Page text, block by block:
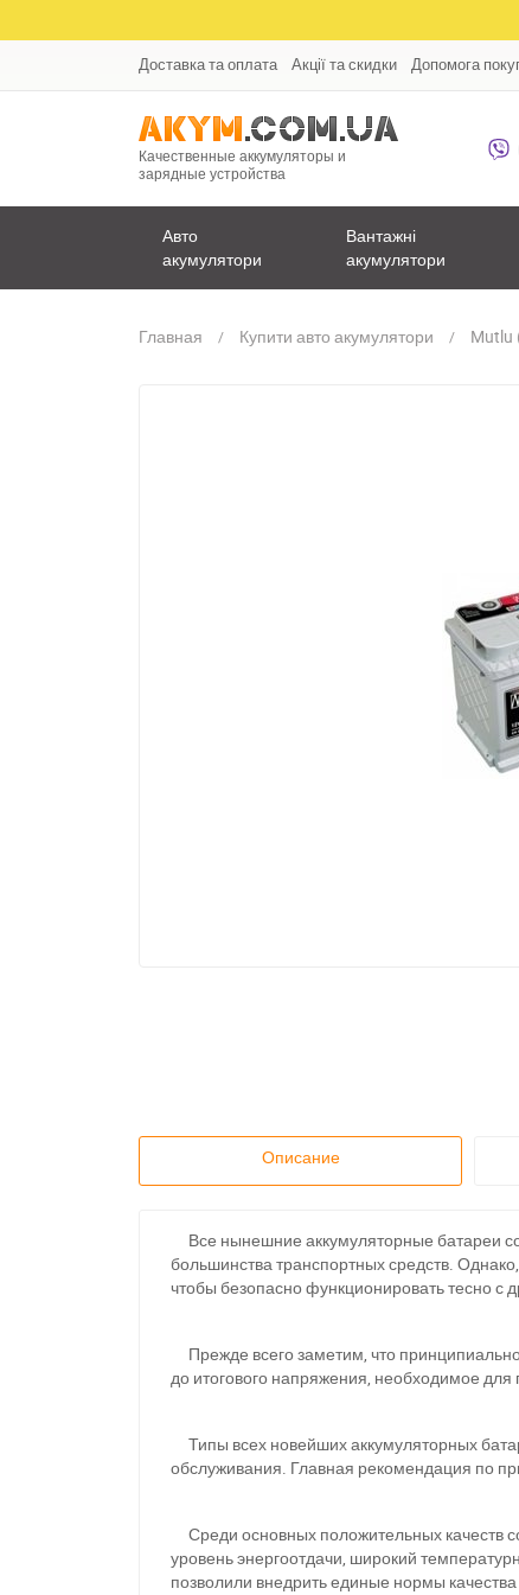
Доставка та оплата Акції та скидки Допомога
Качественные аккумуляторы и
зарядные устройства
Авто
акумулятори
Вантажні
акумулятори
Главная Купити авто акумулятори Mutlu
Описание
Все нынешние аккумуляторные батареи
большинства транспортных средств.
чтобы безопасно функционировать тесно с
Прежде всего заметим, что
до итогового напряжения, необходимое для
Типы всех новейших аккумуляторных
обслуживания. Главная рекомендация по
Среди основных положительных качеств
уровень энергоотдачи, широкий
позволили внедрить единые нормы